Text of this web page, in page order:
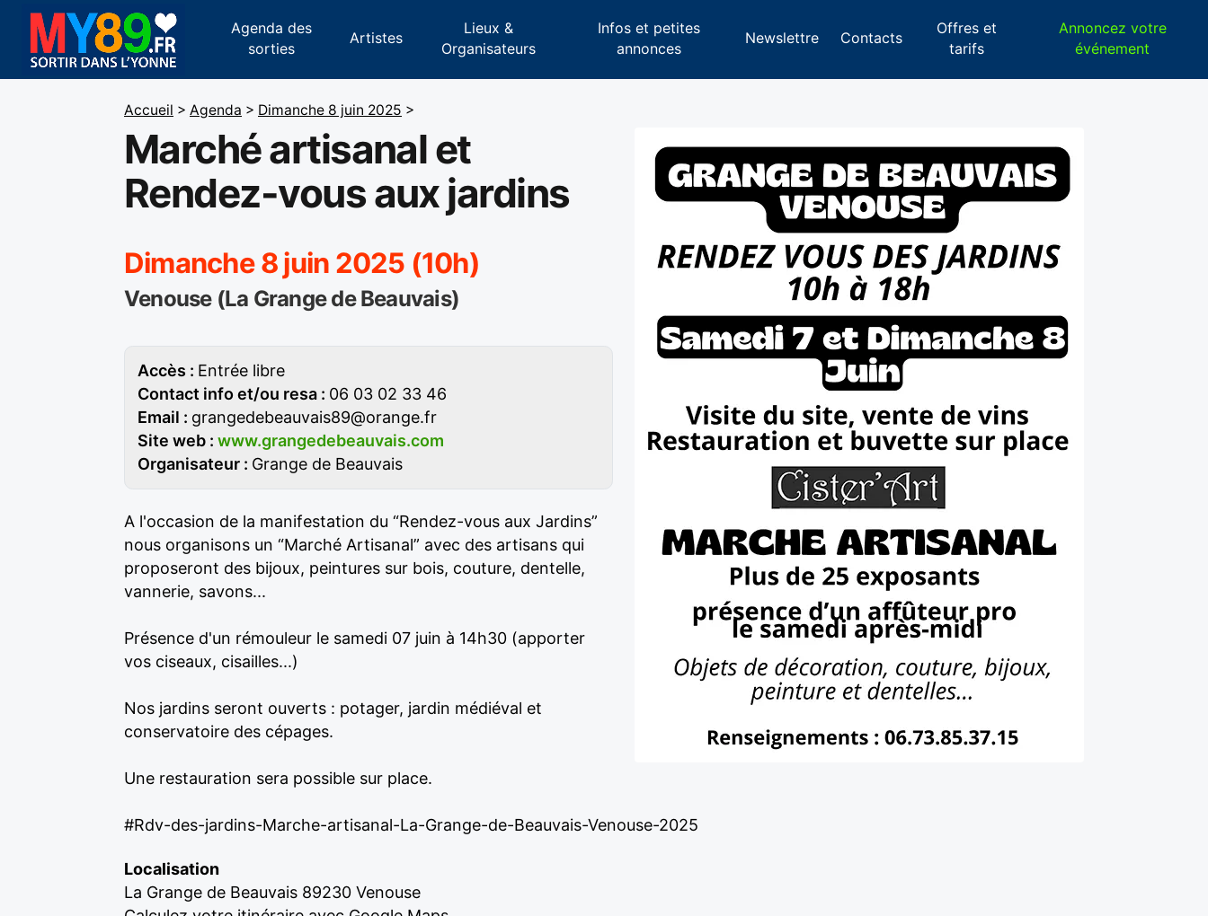
Agenda des
sorties
Artistes
Lieux &
Organisateurs
Infos et petites
annonces
Newslettre Contacts
Offres et
tarifs
Annoncez votre
événement
Accueil > Agenda > Dimanche 8 juin 2025 >
Marché artisanal et
Rendez-vous aux jardins
Dimanche 8 juin 2025 (10h)
Venouse (La Grange de Beauvais)
Accès : Entrée libre
Contact info et/ou resa : 06 03 02 33 46
Email : grangedebeauvais89@orange.fr
Site web : www.grangedebeauvais.com
Organisateur : Grange de Beauvais
A l'occasion de la manifestation du “Rendez-vous aux Jardins”
nous organisons un “Marché Artisanal” avec des artisans qui
proposeront des bijoux, peintures sur bois, couture, dentelle,
vannerie, savons...
Présence d'un rémouleur le samedi 07 juin à 14h30 (apporter
vos ciseaux, cisailles...)
Nos jardins seront ouverts : potager, jardin médiéval et
conservatoire des cépages.
Une restauration sera possible sur place.
#Rdv-des-jardins-Marche-artisanal-La-Grange-de-Beauvais-Venouse-2025
Localisation
La Grange de Beauvais 89230 Venouse